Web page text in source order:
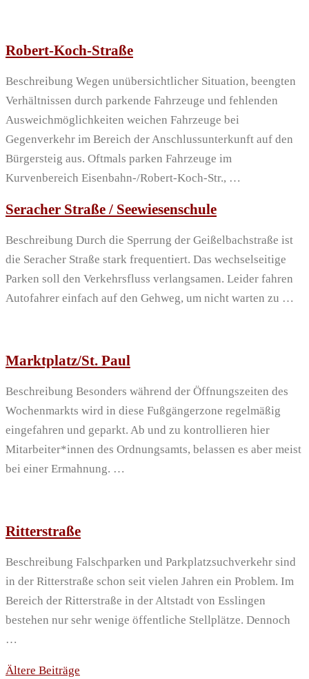
Robert-Koch-Straße
Beschreibung Wegen unübersichtlicher Situation, beengten
Verhältnissen durch parkende Fahrzeuge und fehlenden
Ausweichmöglichkeiten weichen Fahrzeuge bei
Gegenverkehr im Bereich der Anschlussunterkunft auf den
Bürgersteig aus. Oftmals parken Fahrzeuge im
Kurvenbereich Eisenbahn-/Robert-Koch-Str., …
Seracher Straße / Seewiesenschule
Beschreibung Durch die Sperrung der Geißelbachstraße ist
die Seracher Straße stark frequentiert. Das wechselseitige
Parken soll den Verkehrsfluss verlangsamen. Leider fahren
Autofahrer einfach auf den Gehweg, um nicht warten zu …
Marktplatz/St. Paul
Beschreibung Besonders während der Öffnungszeiten des
Wochenmarkts wird in diese Fußgängerzone regelmäßig
eingefahren und geparkt. Ab und zu kontrollieren hier
Mitarbeiter*innen des Ordnungsamts, belassen es aber meist
bei einer Ermahnung. …
Ritterstraße
Beschreibung Falschparken und Parkplatzsuchverkehr sind
in der Ritterstraße schon seit vielen Jahren ein Problem. Im
Bereich der Ritterstraße in der Altstadt von Esslingen
bestehen nur sehr wenige öffentliche Stellplätze. Dennoch
…
Beitragsnavigation
Ältere Beiträge